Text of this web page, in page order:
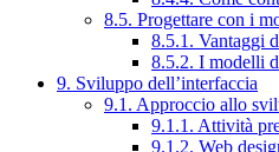
8.5. Progettare con i
8.5.1. Vantaggi
8.5.2. I modelli
9. Sviluppo dell’interfaccia
9.1. Approccio allo
9.1.1. Attività
9.1.2. Web